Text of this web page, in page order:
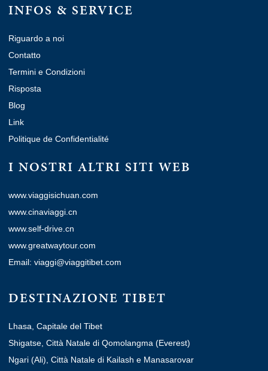
INFOS & SERVICE
Riguardo a noi
Contatto
Termini e Condizioni
Risposta
Blog
Link
Politique de Confidentialité
I NOSTRI ALTRI SITI WEB
www.viaggisichuan.com
www.cinaviaggi.cn
www.self-drive.cn
www.greatwaytour.com
Email: viaggi@viaggitibet.com
DESTINAZIONE TIBET
Lhasa, Capitale del Tibet
Shigatse, Città Natale di Qomolangma (Everest)
Ngari (Ali), Città Natale di Kailash e Manasarovar